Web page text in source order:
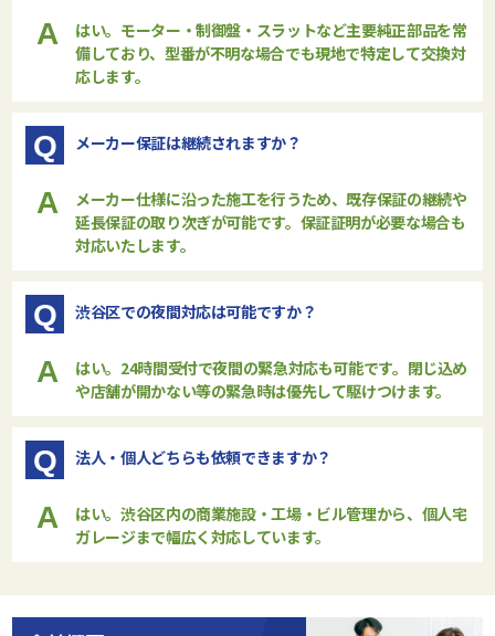
A
はい。モーター・制御盤・スラットなど主要純正部品を常
備しており、型番が不明な場合でも現地で特定して交換対
応します。
Q メーカー保証は継続されますか？
A
メーカー仕様に沿った施工を行うため、既存保証の継続や
延長保証の取り次ぎが可能です。保証証明が必要な場合も
対応いたします。
Q 渋谷区での夜間対応は可能ですか？
A
はい。24時間受付で夜間の緊急対応も可能です。閉じ込め
や店舗が開かない等の緊急時は優先して駆けつけます。
Q 法人・個人どちらも依頼できますか？
A
はい。渋谷区内の商業施設・工場・ビル管理から、個人宅
ガレージまで幅広く対応しています。